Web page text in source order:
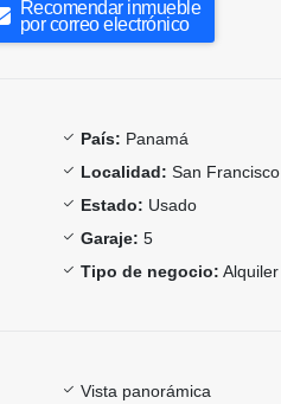
Recomendar inmueble
por correo electrónico
País: Panamá
Localidad: San Francisco
Estado: Usado
Garaje: 5
Tipo de negocio: Alquiler
Vista panorámica